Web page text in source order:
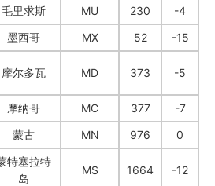
毛里求斯 MU 230
-4
墨西哥 MX 52
-15
摩尔多瓦 MD 373 -5
摩纳哥 MC 377
-7
蒙古 MN 976 0
特塞拉特
岛
MS 1664 -12